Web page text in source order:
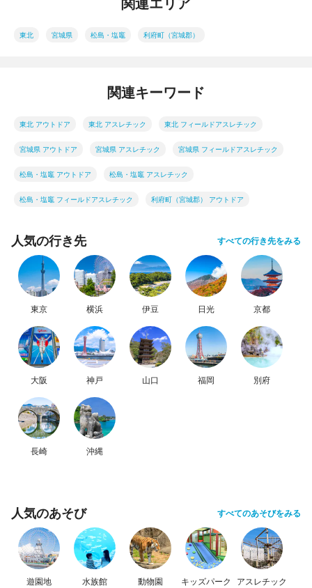
東北 宮城県 松島・塩竈 利府町（宮城郡）
関連キーワード
東北 アウトドア 東北 アスレチック 東北 フィールドアスレチック
宮城県 アウトドア 宮城県 アスレチック 宮城県 フィールドアスレチック
松島・塩竈 アウトドア 松島・塩竈 アスレチック
松島・塩竈 フィールドアスレチック 利府町（宮城郡） アウトドア
人気の行き先 すべての行き先をみる
東京 横浜 伊豆 日光 京都
大阪 神戸 山口 福岡 別府
長崎 沖縄
人気のあそび すべてのあそびをみる
遊園地 水族館 動物園 キッズパーク アスレチック